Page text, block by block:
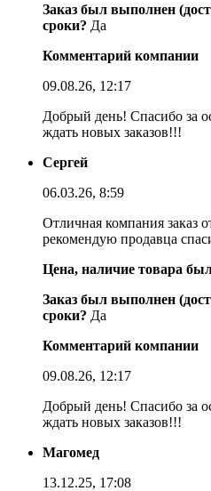
Заказ был выполнен
сроки? Да
Комментарий компании
09.08.26, 12:17
Добрый день! Спасибо за
ждать новых заказов!!!
Сергей
06.03.26, 8:59
Отличная компания заказ
рекомендую продавца
Цена, наличие товара
Заказ был выполнен
сроки? Да
Комментарий компании
09.08.26, 12:17
Добрый день! Спасибо за
ждать новых заказов!!!
Магомед
13.12.25, 17:08